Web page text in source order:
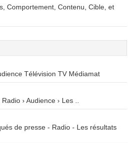
Comportement, Contenu, Cible, et
Télévision TV Médiamat
› Audience › Les ..
de presse - Radio - Les résultats